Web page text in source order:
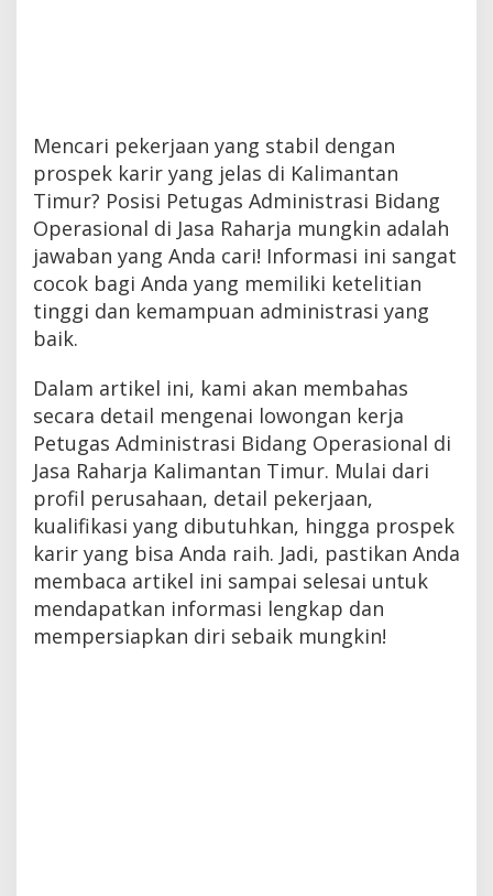
Mencari pekerjaan yang stabil dengan
prospek karir yang jelas di Kalimantan
Timur? Posisi Petugas Administrasi Bidang
Operasional di Jasa Raharja mungkin adalah
jawaban yang Anda cari! Informasi ini sangat
cocok bagi Anda yang memiliki ketelitian
tinggi dan kemampuan administrasi yang
baik.
Dalam artikel ini, kami akan membahas
secara detail mengenai lowongan kerja
Petugas Administrasi Bidang Operasional di
Jasa Raharja Kalimantan Timur. Mulai dari
profil perusahaan, detail pekerjaan,
kualifikasi yang dibutuhkan, hingga prospek
karir yang bisa Anda raih. Jadi, pastikan Anda
membaca artikel ini sampai selesai untuk
mendapatkan informasi lengkap dan
mempersiapkan diri sebaik mungkin!